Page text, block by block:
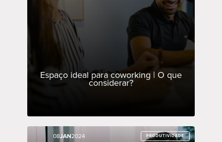
Espaço ideal para coworking | O que
considerar?
08JAN2024 PRODUTIVIDADE
08JAN2024 PRODUTIVIDADE